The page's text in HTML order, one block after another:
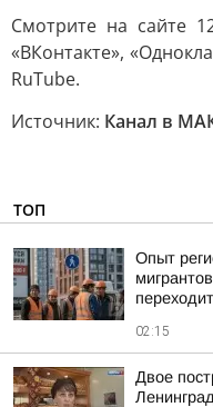
Смотрите на сайте
«ВКонтакте»,
RuTube.
Источник: Канал в
ТОП
Опыт
02:15
Двое